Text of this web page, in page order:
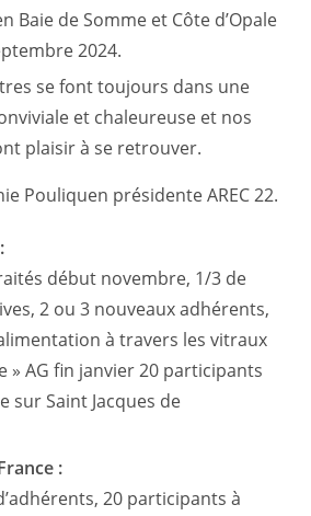
Baie de Somme et Côte d’Opale
2024.
se font toujours dans une
et chaleureuse et nos
plaisir à se retrouver.
Pouliquen présidente AREC 22.
début novembre, 1/3 de
2 ou 3 nouveaux adhérents,
à travers les vitraux
» AG fin janvier 20 participants
sur Saint Jacques de
:
20 participants à